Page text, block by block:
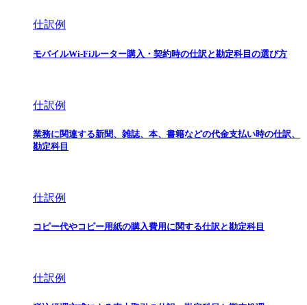
仕訳例
モバイルWi-Fiルーター購入・契約時の仕訳と勘定科目の選び方
仕訳例
業務に関連する新聞、雑誌、本、書籍などの代金支払い時の仕訳、
勘定科目
仕訳例
コピー代やコピー用紙の購入費用に関する仕訳と勘定科目
仕訳例